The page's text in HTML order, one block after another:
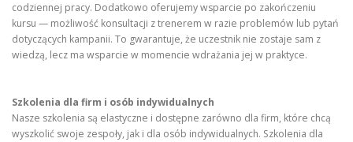
codziennej pracy. Dodatkowo oferujemy wsparcie po zakończeniu
kursu — możliwość konsultacji z trenerem w razie problemów lub pytań
dotyczących kampanii. To gwarantuje, że uczestnik nie zostaje sam z
wiedzą, lecz ma wsparcie w momencie wdrażania jej w praktyce.
Szkolenia dla firm i osób indywidualnych
Nasze szkolenia są elastyczne i dostępne zarówno dla firm, które chcą
wyszkolić swoje zespoły, jak i dla osób indywidualnych. Szkolenia dla